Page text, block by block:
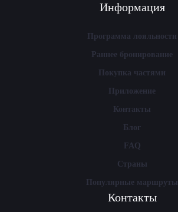
Информация
Программа лояльности
Раннее бронирование
Покупка частями
Приложение
Контакты
Блог
FAQ
Страны
Популярные маршруты
Контакты